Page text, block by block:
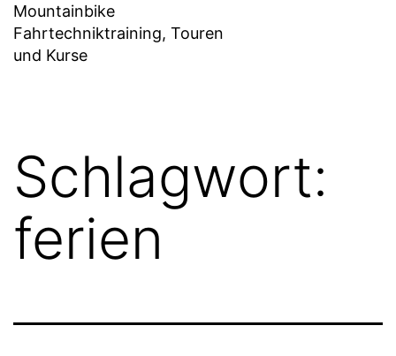
Mountainbike
Fahrtechniktraining, Touren
und Kurse
Schlagwort:
ferien